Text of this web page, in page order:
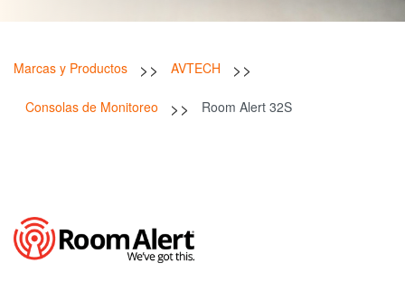
Marcas y Productos >> AVTECH >>
Consolas de Monitoreo >> Room Alert 32S